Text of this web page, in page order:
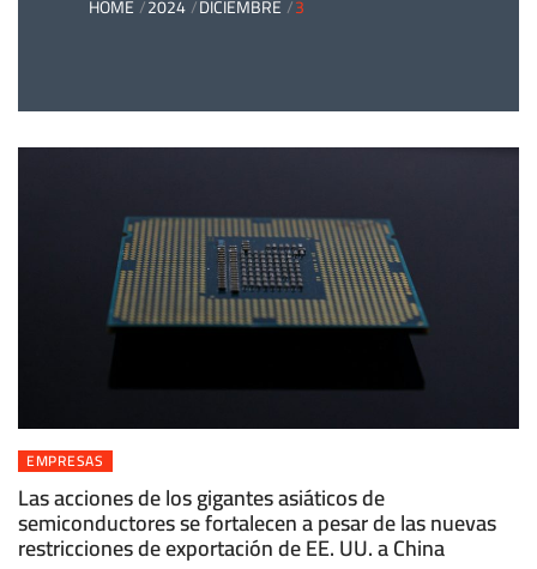
HOME 2024 DICIEMBRE 3
EMPRESAS
Las acciones de los gigantes asiáticos de
semiconductores se fortalecen a pesar de las nuevas
restricciones de exportación de EE. UU. a China